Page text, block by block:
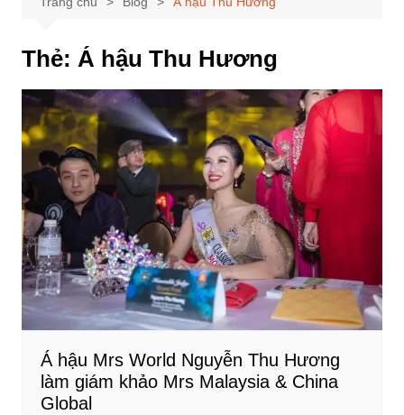
Thẻ: Á hậu Thu Hương
Á hậu Mrs World Nguyễn Thu Hương
làm giám khảo Mrs Malaysia & China
Global